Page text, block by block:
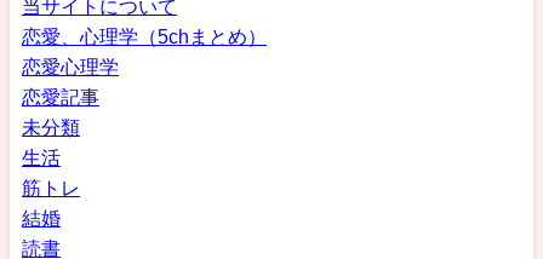
当サイトについて
恋愛、心理学（5chまとめ）
恋愛心理学
恋愛記事
未分類
生活
筋トレ
結婚
読書